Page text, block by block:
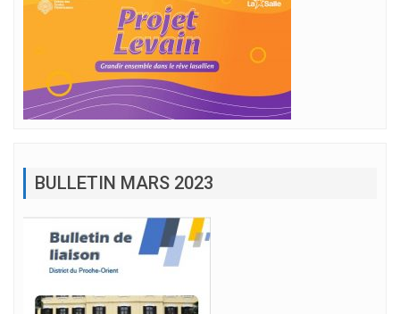
BULLETIN MARS 2023